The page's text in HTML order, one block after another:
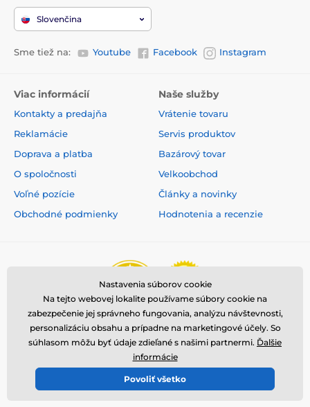
Slovenčina
Sme tiež na: Youtube Facebook Instagram
Viac informácií
Kontakty a predajňa
Reklamácie
Doprava a platba
O spoločnosti
Voľné pozície
Obchodné podmienky
Naše služby
Vrátenie tovaru
Servis produktov
Bazárový tovar
Velkoobchod
Články a novinky
Hodnotenia a recenzie
© 2026 www.reedog.sk ⦁ E-shop vytvorila
Nastavenia súborov cookie
Na tejto webovej lokalite používame súbory cookie na
zabezpečenie jej správneho fungovania, analýzu návštevnosti,
personalizáciu obsahu a prípadne na marketingové účely. So
súhlasom môžu byť údaje zdieľané s našimi partnermi. Ďalšie
informácie
Povoliť všetko